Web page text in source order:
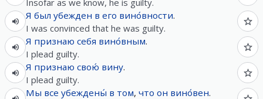
Insofar as we know, he is guilty.
Я был убежден в его вино́вности.
I was convinced that he was guilty.
Я признаю себя вино́вным.
I plead guilty.
Я признаю свою́ вину.
I plead guilty.
Мы все убеждены́ в том, что он вино́вен.